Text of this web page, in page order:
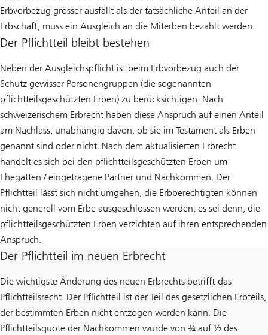
Erbvorbezug grösser ausfällt als der tatsächliche Anteil an der
Erbschaft, muss ein Ausgleich an die Miterben bezahlt werden.
Der Pflichtteil bleibt bestehen
Neben der Ausgleichspflicht ist beim Erbvorbezug auch der
Schutz gewisser Personengruppen (die sogenannten
pflichtteilsgeschützten Erben) zu berücksichtigen. Nach
schweizerischem Erbrecht haben diese Anspruch auf einen Anteil
am Nachlass, unabhängig davon, ob sie im Testament als Erben
genannt sind oder nicht. Nach dem aktualisierten Erbrecht
handelt es sich bei den pflichtteilsgeschützten Erben um
Ehegatten / eingetragene Partner und Nachkommen. Der
Pflichtteil lässt sich nicht umgehen, die Erbberechtigten können
nicht generell vom Erbe ausgeschlossen werden, es sei denn, die
pflichtteilsgeschützten Erben verzichten auf ihren entsprechenden
Anspruch.
Der Pflichtteil im neuen Erbrecht
Die wichtigste Änderung des neuen Erbrechts betrifft das
Pflichtteilsrecht. Der Pflichtteil ist der Teil des gesetzlichen Erbteils,
der bestimmten Erben nicht entzogen werden kann. Die
Pflichtteilsquote der Nachkommen wurde von ¾ auf ½ des